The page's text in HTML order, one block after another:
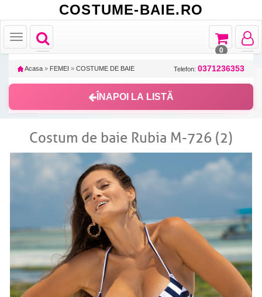
COSTUME-BAIE.RO
Toggle
navigation
Toggle
navigation
Toggle
Toggle
navigation
0
Acasa » FEMEI » COSTUME DE BAIE Telefon: 0371236353
ÎNAPOI LA LISTĂ
Costum de baie Rubia M-726 (2)